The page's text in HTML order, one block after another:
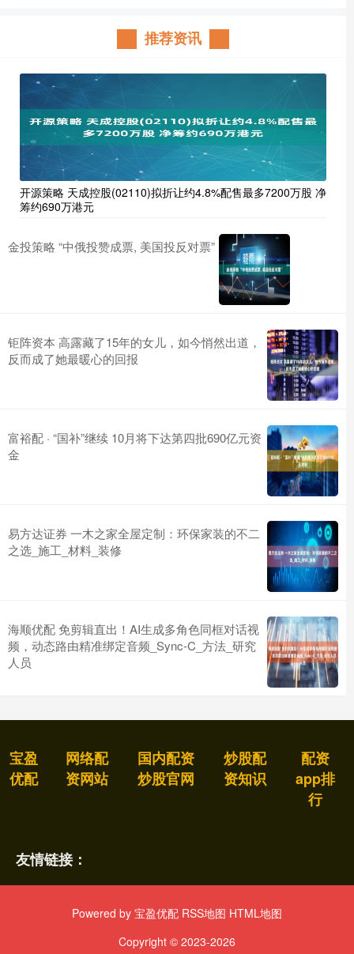
推荐资讯
开源策略 天成控股(02110)拟折让约4.8%配售最多7200万股 净
筹约690万港元
金投策略 “中俄投赞成票, 美国投反对票”
钜阵资本 高露藏了15年的女儿，如今悄然出道，
反而成了她最暖心的回报
富裕配 · “国补”继续 10月将下达第四批690亿元资
金
易方达证券 一木之家全屋定制：环保家装的不二
之选_施工_材料_装修
海顺优配 免剪辑直出！AI生成多角色同框对话视
频，动态路由精准绑定音频_Sync-C_方法_研究
人员
宝盈
优配
网络配
资网站
国内配资
炒股官网
炒股配
资知识
配资
app排
行
友情链接：
Powered by 宝盈优配 RSS地图 HTML地图
Copyright © 2023-2026